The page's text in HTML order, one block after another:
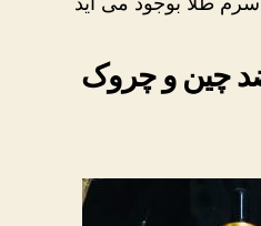
چین و چروک